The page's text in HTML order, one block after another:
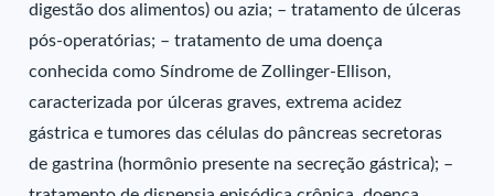
digestão dos alimentos) ou azia; – tratamento de úlceras
pós-operatórias; – tratamento de uma doença
conhecida como Síndrome de Zollinger-Ellison,
caracterizada por úlceras graves, extrema acidez
gástrica e tumores das células do pâncreas secretoras
de gastrina (hormônio presente na secreção gástrica); –